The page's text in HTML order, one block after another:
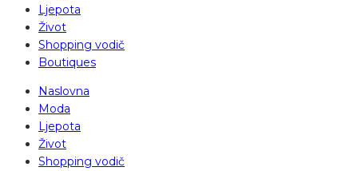
Ljepota
Život
Shopping vodič
Boutiques
Naslovna
Moda
Ljepota
Život
Shopping vodič